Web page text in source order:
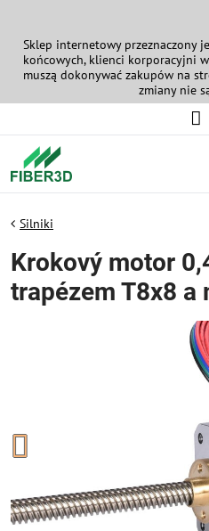
Sklep internetowy przeznaczony
końcowych, klienci korporacyjni
muszą dokonywać zakupów na
zmiany nie
Silniki
Krokový motor
trapézem T8x8 a